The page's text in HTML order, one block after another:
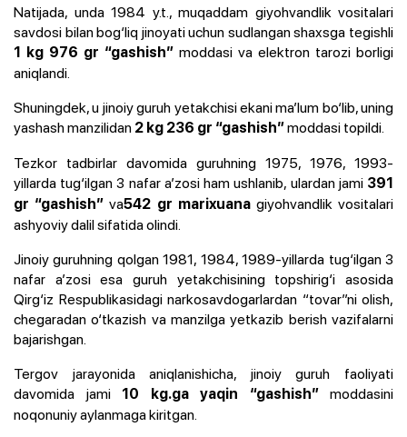
Natijada, unda 1984 y.t., muqaddam giyohvandlik vositalari
savdosi bilan bog‘liq jinoyati uchun sudlangan shaxsga tegishli
1 kg 976 gr “gashish” moddasi va elektron tarozi borligi
aniqlandi.
Shuningdek, u jinoiy guruh yetakchisi ekani ma’lum bo‘lib, uning
yashash manzilidan 2 kg 236 gr “gashish”moddasi topildi.
Tezkor tadbirlar davomida guruhning 1975, 1976, 1993-
yillarda tug‘ilgan 3 nafar a’zosi ham ushlanib, ulardan jami 391
gr “gashish”va542 gr marixuanagiyohvandlik vositalari
ashyoviy dalil sifatida olindi.
Jinoiy guruhning qolgan 1981, 1984, 1989-yillarda tug‘ilgan 3
nafar a’zosi esa guruh yetakchisining topshirig‘i asosida
Qirg‘iz Respublikasidagi narkosavdogarlardan “tovar”ni olish,
chegaradan o‘tkazish va manzilga yetkazib berish vazifalarni
bajarishgan.
Tergov jarayonida aniqlanishicha, jinoiy guruh faoliyati
davomida jami
10 kg.ga yaqin “gashish”moddasini
noqonuniy aylanmaga kiritgan.